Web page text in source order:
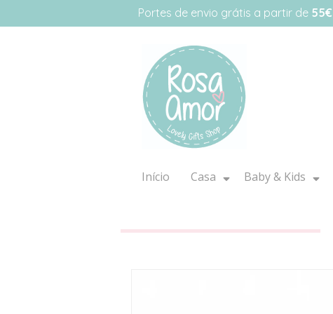
Portes de envio grátis a partir de 55€
Início Casa Baby & Kids